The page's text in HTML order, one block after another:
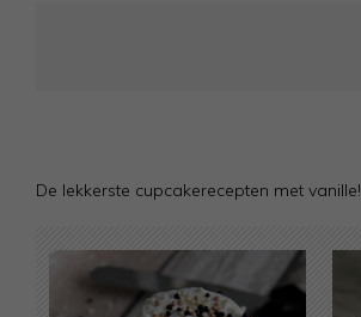
De lekkerste cupcakerecepten met vanille!